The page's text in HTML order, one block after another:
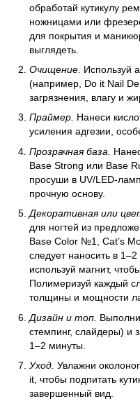
обработай кутикулу
ножницами или
для покрытия и
выглядеть.
Очищение. Используй
(например, Do it Nail
загрязнения, влагу и
Праймер. Нанеси
усиления адгезии,
Прозрачная база.
Base Strong или Base
просуши в UV/LED-
прочную основу.
Декоративная или
для ногтей из
Base Color №1, Cat’s
следует наносить в
используй магнит,
Полимеризуй каждый
толщины и мощности
Дизайн и топ.
стемпинг, слайдеры) и
1–2 минуты.
Уход. Увлажни
it, чтобы подпитать
завершенный вид.